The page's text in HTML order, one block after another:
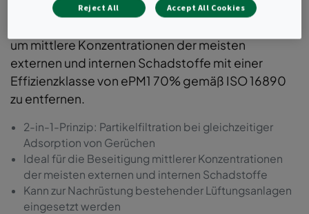
Filterstufe. CityCarb I kann in bestehenden
um mittlere Konzentrationen der meisten
externen und internen Schadstoffe mit einer
Effizienzklasse von ePM1 70% gemäß ISO 16890
zu entfernen.
2-in-1-Prinzip: Partikelfiltration bei gleichzeitiger
Adsorption von Gerüchen
Ideal für die Beseitigung mittlerer Konzentrationen
der meisten externen und internen Schadstoffe
Kann zur Nachrüstung bestehender Lüftungsanlagen
eingesetzt werden
Reject All Accept All Cookies